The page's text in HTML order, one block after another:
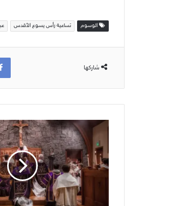
الوسوم تساعية رأس يسوع الأقدس
شاركها